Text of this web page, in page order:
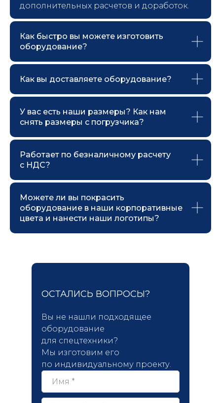
дополнительных расчетов и доработок.
Как быстро вы можете изготовить
оборудование?
Как вы доставляете оборудование?
У вас есть наши размеры? Как нам
снять размеры с погрузчика?
Работает по безналичному расчету
с НДС?
Можете ли вы покрасить
оборудование в наши корпоративные
цвета и нанести наши логотипы?
ОСТАЛИСЬ ВОПРОСЫ?
Вы не нашли подходящее
оборудование
для спецтехники?
Мы изготовим его
по индивидуальному проекту.